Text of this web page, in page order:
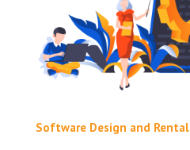
Software Design and Rental